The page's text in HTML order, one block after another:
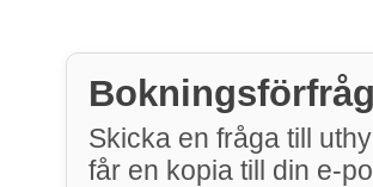
Skicka en fråga till
får en kopia till din e-